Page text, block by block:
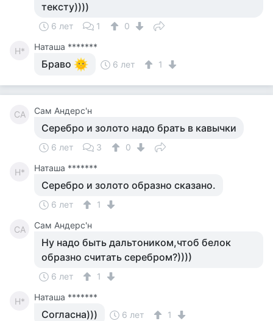
тексту))))
6 лет 1 0
Н* Наташа *******
Браво 6 лет 1
СА Сам Андерс'н
Серебро и золото надо брать в кавычки
6 лет 3 0
Н* Наташа *******
Серебро и золото образно сказано.
6 лет 1
СА Сам Андерс'н
Ну надо быть дальтоником,чтоб белок
образно считать серебром?))))
6 лет 1
Н* Наташа *******
Согласна))) 6 лет 1